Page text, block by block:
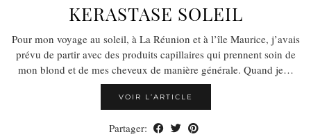
KERASTASE SOLEIL
Pour mon voyage au soleil, à La Réunion et à l’île Maurice, j’avais
prévu de partir avec des produits capillaires qui prennent soin de
mon blond et de mes cheveux de manière générale. Quand je…
VOIR L’ARTICLE
Partager: